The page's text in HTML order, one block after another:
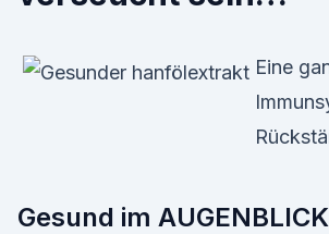
Eine
Gesund im